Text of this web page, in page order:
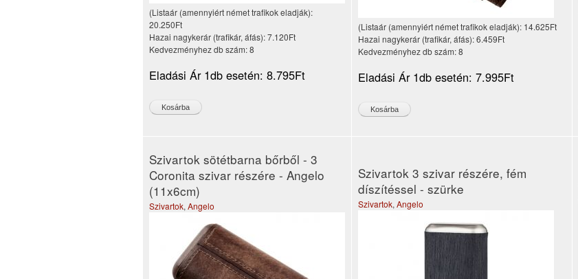
(Listaár (amennyiért német trafikok eladják):
20.250Ft
Hazai nagykerár (trafikár, áfás):7.120Ft
Kedvezményhez db szám:8
Eladási Ár 1db esetén: 8.795Ft
(Listaár (amennyiért német trafikok eladják): 14.625Ft
Hazai nagykerár (trafikár, áfás):6.459Ft
Kedvezményhez db szám:8
Eladási Ár 1db esetén: 7.995Ft
Szivartok sötétbarna bőrből - 3
Coronita szivar részére - Angelo
(11x6cm)
Szivartok, Angelo
Szivartok 3 szivar részére, fém
díszítéssel - szürke
Szivartok, Angelo